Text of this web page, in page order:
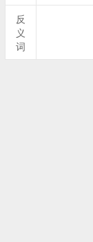
反
义
词